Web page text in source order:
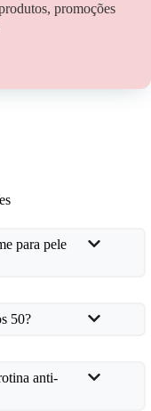
promoções
para pele
50?
anti-